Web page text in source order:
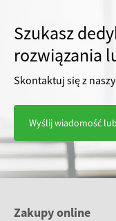
Szukasz
rozwiązania
Skontaktuj się z
Wyślij wiadomość
Zakupy online